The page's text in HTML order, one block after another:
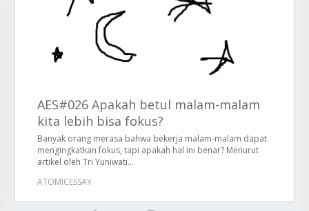
AES#026 Apakah betul malam-malam
kita lebih bisa fokus?
Banyak orang merasa bahwa bekerja malam-malam dapat
mengingkatkan fokus, tapi apakah hal ini benar? Menurut
artikel oleh Tri Yuniwati...
ATOMICESSAY